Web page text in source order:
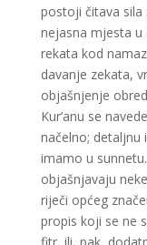
postoji čitava sila
nejasna mjesta u
rekata kod
davanje zekata,
objašnjenje
Kur’anu se
načelno; detaljnu
imamo u
objašnjavaju neke
riječi općeg
propis koji se ne
fitr, ili, pak,